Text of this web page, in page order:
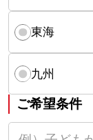
東海
九州
ご希望条件